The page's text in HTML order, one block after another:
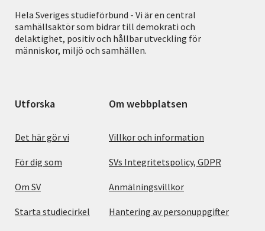
Hela Sveriges studieförbund - Vi är en central
samhällsaktör som bidrar till demokrati och
delaktighet, positiv och hållbar utveckling för
människor, miljö och samhällen.
Utforska
Det här gör vi
För dig som
Om SV
Starta studiecirkel
Om webbplatsen
Villkor och information
SVs Integritetspolicy, GDPR
Anmälningsvillkor
Hantering av personuppgifter